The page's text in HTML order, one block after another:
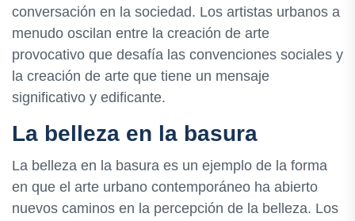
conversación en la sociedad. Los artistas urbanos a
menudo oscilan entre la creación de arte
provocativo que desafía las convenciones sociales y
la creación de arte que tiene un mensaje
significativo y edificante.
La belleza en la basura
La belleza en la basura es un ejemplo de la forma
en que el arte urbano contemporáneo ha abierto
nuevos caminos en la percepción de la belleza. Los